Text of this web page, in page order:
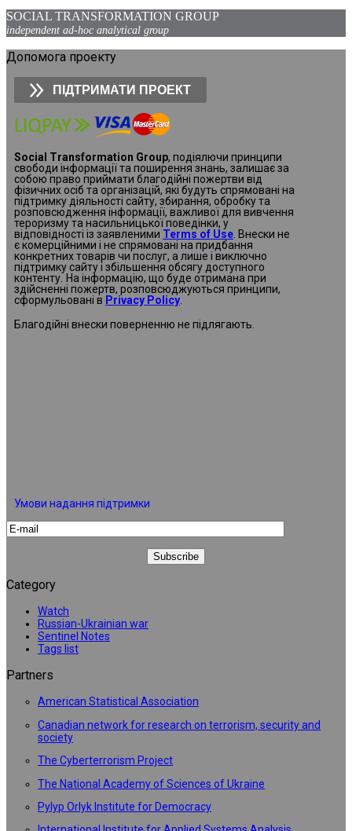
SOCIAL TRANSFORMATION GROUP
independent ad-hoc analytical group
Допомога проекту
ПІДТРИМАТИ ПРОЕКТ
Social Transformation Group, подіялючи принципи
свободи інформації та поширення знань, залишає за
собою право приймати благодійні пожертви від
фізичних осіб та організацій, які будуть спрямовані на
підтримку діяльності сайту, збирання, обробку та
розповсюдження інформації, важливої для вивчення
тероризму та насильницької поведінки, у
відповідності із заявленими Terms of Use. Внески не
є комерційними і не спрямовані на придбання
конкретних товарів чи послуг, а лише і виключно
підтримку сайту і збільшення обсягу доступного
контенту. На інформацію, що буде отримана при
здійсненні пожертв, розповсюджуються принципи,
сформульовані в Privacy Policy.
Благодійні внески поверненню не підлягають.
Умови надання підтримки
Category
Watch
Russian-Ukrainian war
Sentinel Notes
Tags list
Partners
American Statistical Association
Canadian network for research on terrorism, security and
society
The Cyberterrorism Project
The National Academy of Sciences of Ukraine
Pylyp Orlyk Institute for Democracy